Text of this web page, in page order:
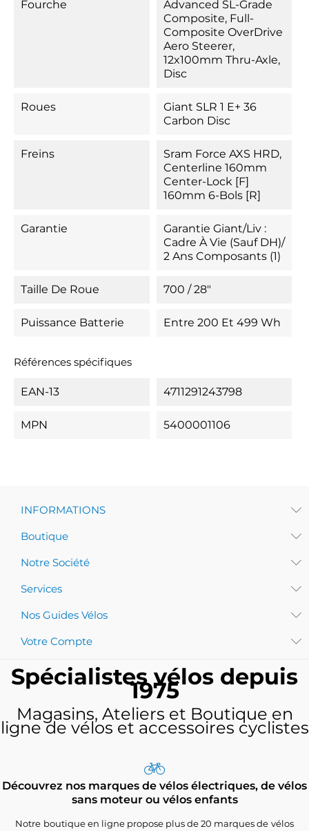
Fourche
Advanced SL-Grade
Composite, Full-
Composite OverDrive
Aero Steerer,
12x100mm Thru-Axle,
Disc
Roues
Giant SLR 1 E+ 36
Carbon Disc
Freins
Sram Force AXS HRD,
Centerline 160mm
Center-Lock [F]
160mm 6-Bols [R]
Garantie
Garantie Giant/Liv :
Cadre À Vie (sauf DH)/
2 Ans Composants (1)
Taille De Roue 700 / 28"
Puissance Batterie Entre 200 Et 499 Wh
Références spécifiques
EAN-13 4711291243798
MPN 5400001106
INFORMATIONS
Boutique
Notre Société
Services
Nos Guides Vélos
Votre Compte
Spécialistes vélos depuis
1975
Magasins, Ateliers et Boutique en
ligne de vélos et accessoires cyclistes
Découvrez nos marques de vélos électriques, de vélos
sans moteur ou vélos enfants
Notre boutique en ligne propose plus de 20 marques de vélos